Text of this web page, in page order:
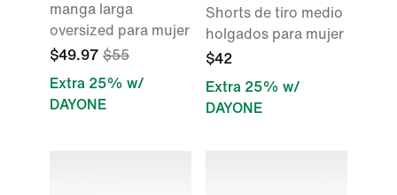
manga larga
oversized para mujer
$49.97 $55
Extra 25% w/
DAYONE
Shorts de tiro medio
holgados para mujer
$42
Extra 25% w/
DAYONE